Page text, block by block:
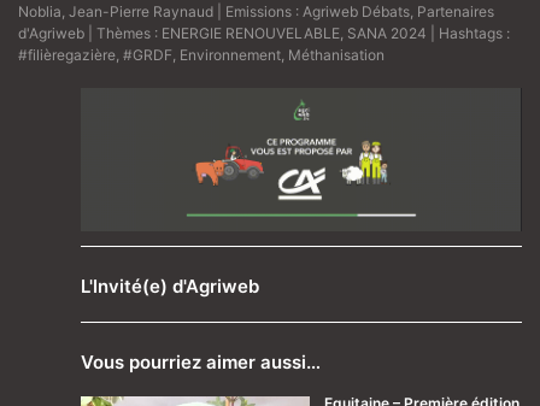
Noblia Jean-Pierre Raynaud | Emissions : Agriweb Débats Partenaires
d'Agriweb | Thèmes : ENERGIE RENOUVELABLE SANA 2024 | Hashtags :
#filièregazière #GRDF Environnement Méthanisation
L'Invité(e) d'Agriweb
Vous pourriez aimer aussi…